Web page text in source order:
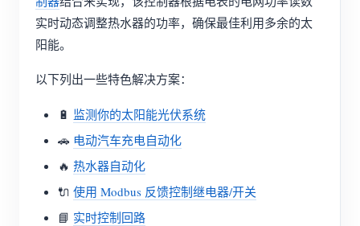
实时动态调整热水器的功率，确保最佳利用多余的太
阳能。
以下列出一些特色解决方案：
🔋 监测你的太阳能光伏系统
🚗 电动汽车充电自动化
🔥 热水器自动化
🔌 使用 Modbus 反馈控制继电器/开关
📘 实时控制回路